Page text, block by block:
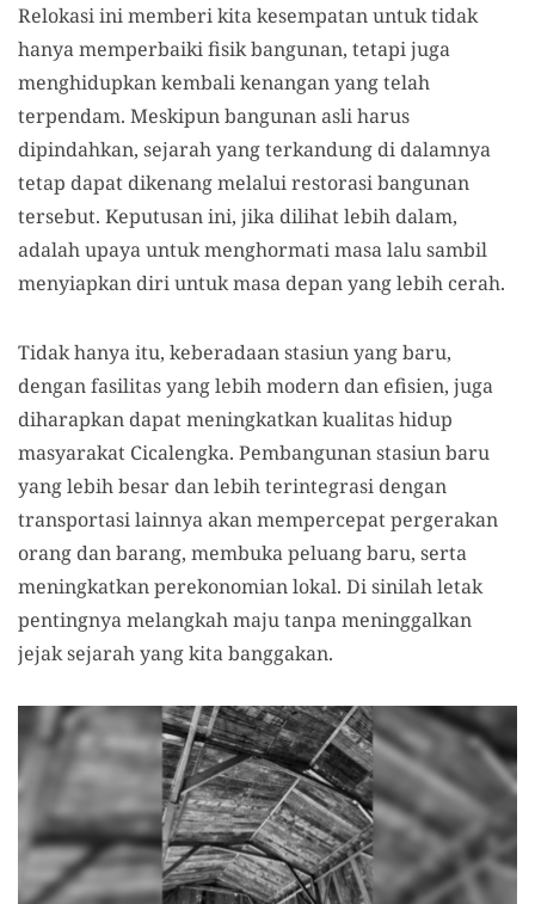
Relokasi ini memberi kita kesempatan untuk tidak
hanya memperbaiki fisik bangunan, tetapi juga
menghidupkan kembali kenangan yang telah
terpendam. Meskipun bangunan asli harus
dipindahkan, sejarah yang terkandung di dalamnya
tetap dapat dikenang melalui restorasi bangunan
tersebut. Keputusan ini, jika dilihat lebih dalam,
adalah upaya untuk menghormati masa lalu sambil
menyiapkan diri untuk masa depan yang lebih cerah.
Tidak hanya itu, keberadaan stasiun yang baru,
dengan fasilitas yang lebih modern dan efisien, juga
diharapkan dapat meningkatkan kualitas hidup
masyarakat Cicalengka. Pembangunan stasiun baru
yang lebih besar dan lebih terintegrasi dengan
transportasi lainnya akan mempercepat pergerakan
orang dan barang, membuka peluang baru, serta
meningkatkan perekonomian lokal. Di sinilah letak
pentingnya melangkah maju tanpa meninggalkan
jejak sejarah yang kita banggakan.